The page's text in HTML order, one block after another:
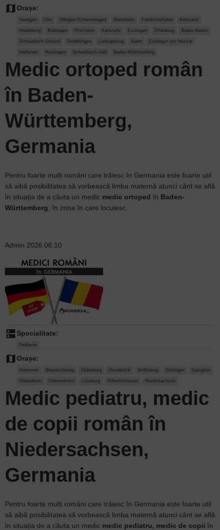
map Orașe:
Stuttgart Ulm Villingen-Schwenningen Mannheim Friedrichshafen Konstanz
Heidelberg Böblingen Pforzheim Karlsruhe Esslingen Offenburg Baden-Baden
Schwäbisch Gmünd Sindelfingen Ludwigsburg Aalen Esslingen am Neckar
Heilbronn Reutingen Schwäbisch Hall Baden-Württemberg
Medic ortoped român
în Baden-
Württemberg,
Germania
Pentru foarte mulți români care trăiesc în Germania este foarte util
să aibă posibilitatea să vorbească limba maternă atunci cânt se află
în situația de a căuta un medic medic ortoped în Baden-
Württemberg , în zona în care locuiesc.
Admin 2026.08.10
dns Specialitate:
Pediatrie
map Orașe:
Hannover Braunschweig Oldenburg Osnabrück Wolfsburg Göttingen Salzgitter
Hildesheim Delmenhorst Lüneburg Wilhelmshaven Niedersachsen
Medic pediatru, medic
de copii român în
Niedersachsen,
Germania
Pentru foarte mulți români care trăiesc în Germania este foarte util
să aibă posibilitatea să vorbească limba maternă atunci cânt se află
în situația de a căuta un medic medic pediatru, medic de copii în